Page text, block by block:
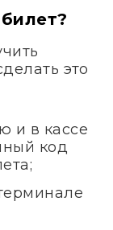
это
и в кассе
код